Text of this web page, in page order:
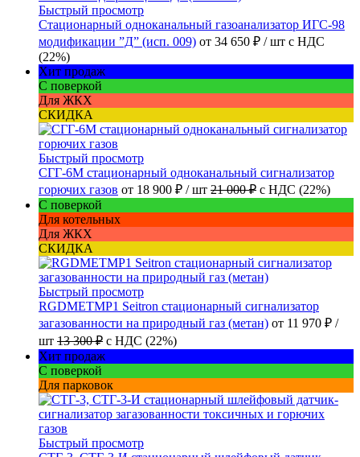
Быстрый просмотр
Стационарный одноканальный газоанализатор ИГС-98
модификации ”Д” (исп. 009) от 34 650 ₽ / шт с НДС
(22%)
Хит продаж
С поверкой
Для ЖКХ
СКИДКА
Быстрый просмотр
СГГ-6М стационарный одноканальный сигнализатор
горючих газов от 18 900 ₽ / шт 21 000 ₽ с НДС (22%)
С поверкой
Для котельных
Для ЖКХ
СКИДКА
Быстрый просмотр
RGDMETMP1 Seitron стационарный сигнализатор
загазованности на природный газ (метан) от 11 970 ₽ /
шт 13 300 ₽ с НДС (22%)
Хит продаж
С поверкой
Для парковок
Быстрый просмотр